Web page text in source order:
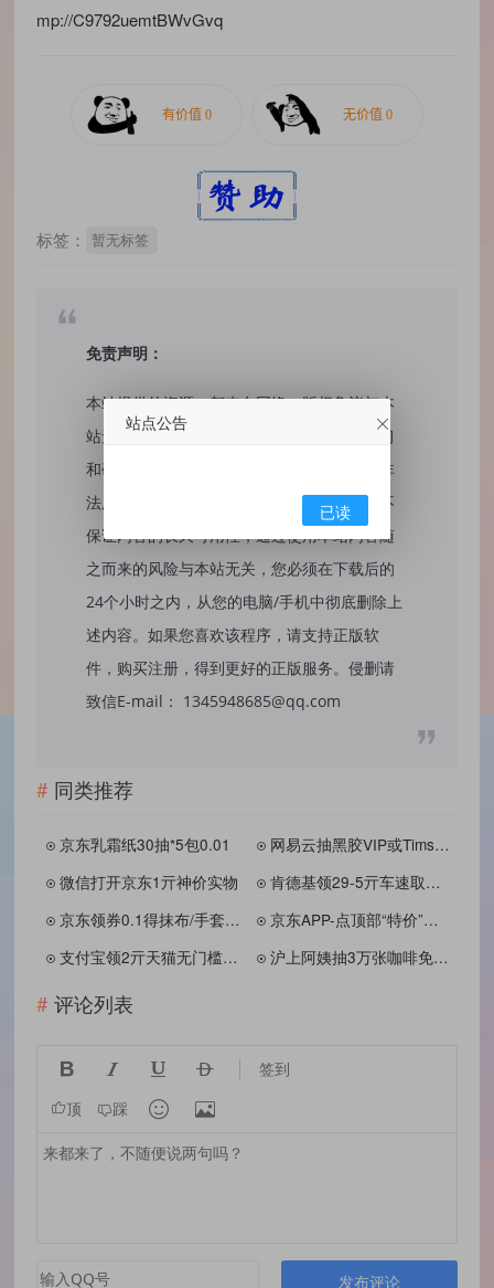
mp://C9792uemtBWvGvq
标签： 暂无标签
免责声明：
本站提供的资源，都来自网络，版权争议与本
站无关，所有内容及软件的文章仅限用于学习
和研究目的。不得将上述内容用于商业或者非
法用途，否则，一切后果请用户自负，我们不
保证内容的长久可用性，通过使用本站内容随
之而来的风险与本站无关，您必须在下载后的
24个小时之内，从您的电脑/手机中彻底删除上
述内容。如果您喜欢该程序，请支持正版软
件，购买注册，得到更好的正版服务。侵删请
致信E-mail： 1345948685@qq.com
同类推荐
京东乳霜纸30抽*5包0.01
网易云抽黑胶VIP或Tims免单券
微信打开京东1亓神价实物
肯德基领29-5亓车速取红包
京东领券0.1得抹布/手套/粘钩
京东APP-点顶部“特价”领3.9-3亓券
支付宝领2亓天猫无门槛红包
沪上阿姨抽3万张咖啡免单券
评论列表
    签到
顶 踩  
发布评论
站点公告
已读